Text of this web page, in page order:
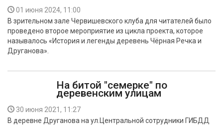
01 июня 2024, 11:00
В зрительном зале Червишевского клуба для читателей было
проведено второе мероприятие из цикла проекта, которое
называлось «История и легенды деревень Чёрная Речка и
Друганова».
На битой "семерке" по
деревенским улицам
30 июня 2021, 11:27
В деревне Друганова на ул.Центральной сотрудники ГИБДД